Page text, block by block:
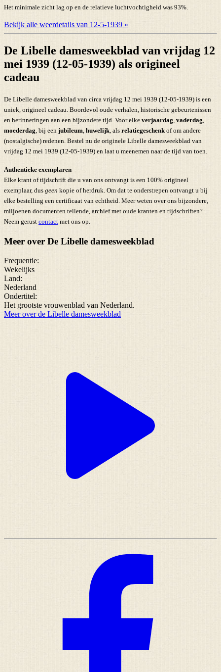
Het minimale zicht lag op en de relatieve luchtvochtigheid was 93%.
Bekijk alle weerdetails van 12-5-1939 »
De Libelle damesweekblad van vrijdag 12
mei 1939 (12-05-1939) als origineel
cadeau
De Libelle damesweekblad van circa vrijdag 12 mei 1939 (12-05-1939) is een
uniek, origineel cadeau. Boordevol oude verhalen, historische gebeurtenissen
en herinneringen aan een bijzondere tijd. Voor elke verjaardag, vaderdag,
moederdag, bij een jubileum, huwelijk, als relatiegeschenkof om andere
(nostalgische) redenen. Bestel nu de originele Libelle damesweekblad van
vrijdag 12 mei 1939 (12-05-1939) en laat u meenemen naar de tijd van toen.
Authentieke exemplaren
Elke krant of tijdschrift die u van ons ontvangt is een 100% origineel
exemplaar, dus geen kopie of herdruk. Om dat te onderstrepen ontvangt u bij
elke bestelling een certificaat van echtheid. Meer weten over ons bijzondere,
miljoenen documenten tellende, archief met oude kranten en tijdschriften?
Neem gerust contact met ons op.
Meer over De Libelle damesweekblad
Frequentie:
Wekelijks
Land:
Nederland
Ondertitel:
Het grootste vrouwenblad van Nederland.
Meer over de Libelle damesweekblad